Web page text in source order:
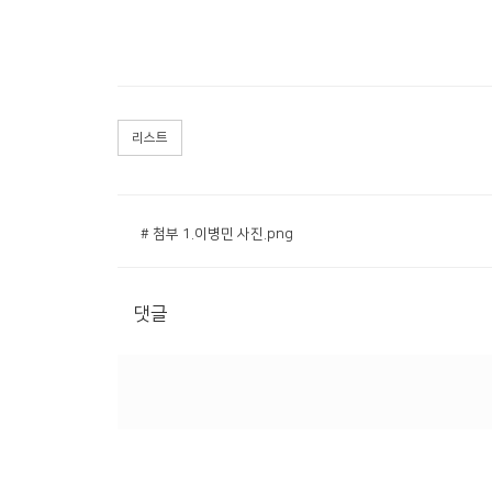
리스트
# 첨부 1.이병민 사진.png
댓글